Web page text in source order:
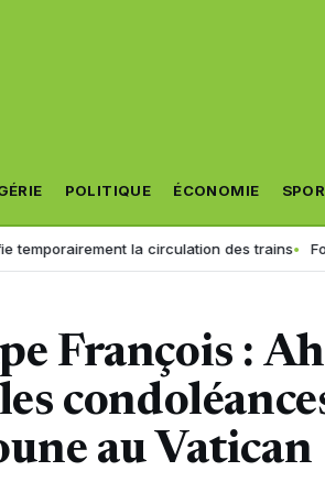
POLITIQUE ÉCONOMIE
circulation des trains Formation
François :
au Vatican